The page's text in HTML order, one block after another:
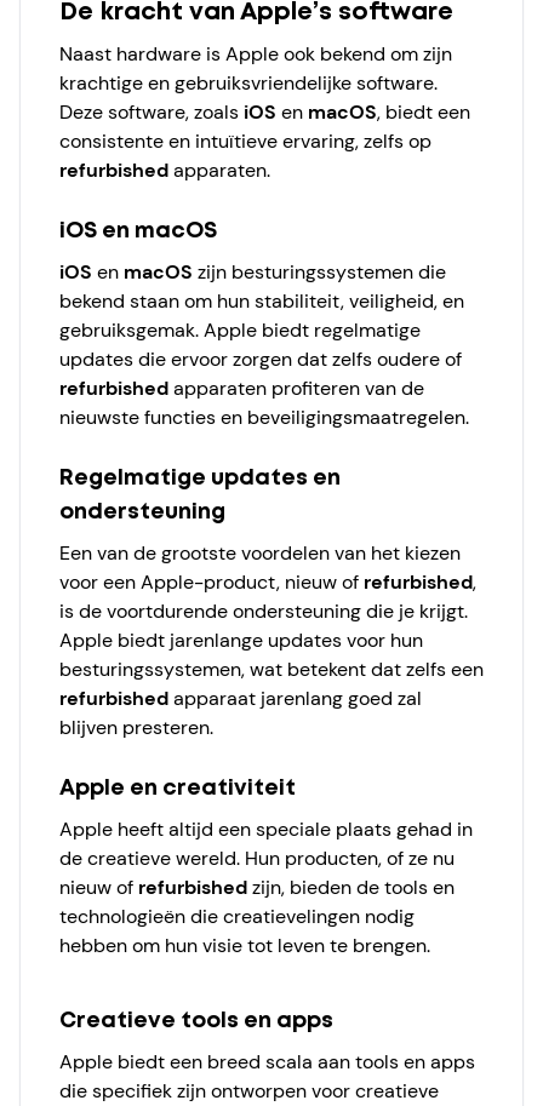
De kracht van Apple’s software
Naast hardware is Apple ook bekend om zijn
krachtige en gebruiksvriendelijke software.
Deze software, zoals iOS en macOS, biedt een
consistente en intuïtieve ervaring, zelfs op
refurbishedapparaten.
iOS en macOS
iOS en macOS zijn besturingssystemen die
bekend staan om hun stabiliteit, veiligheid, en
gebruiksgemak. Apple biedt regelmatige
updates die ervoor zorgen dat zelfs oudere of
refurbishedapparaten profiteren van de
nieuwste functies en beveiligingsmaatregelen.
Regelmatige updates en
ondersteuning
Een van de grootste voordelen van het kiezen
voor een Apple-product, nieuw of refurbished,
is de voortdurende ondersteuning die je krijgt.
Apple biedt jarenlange updates voor hun
besturingssystemen, wat betekent dat zelfs een
refurbishedapparaat jarenlang goed zal
blijven presteren.
Apple en creativiteit
Apple heeft altijd een speciale plaats gehad in
de creatieve wereld. Hun producten, of ze nu
nieuw of refurbishedzijn, bieden de tools en
technologieën die creatievelingen nodig
hebben om hun visie tot leven te brengen.
Creatieve tools en apps
Apple biedt een breed scala aan tools en apps
die specifiek zijn ontworpen voor creatieve